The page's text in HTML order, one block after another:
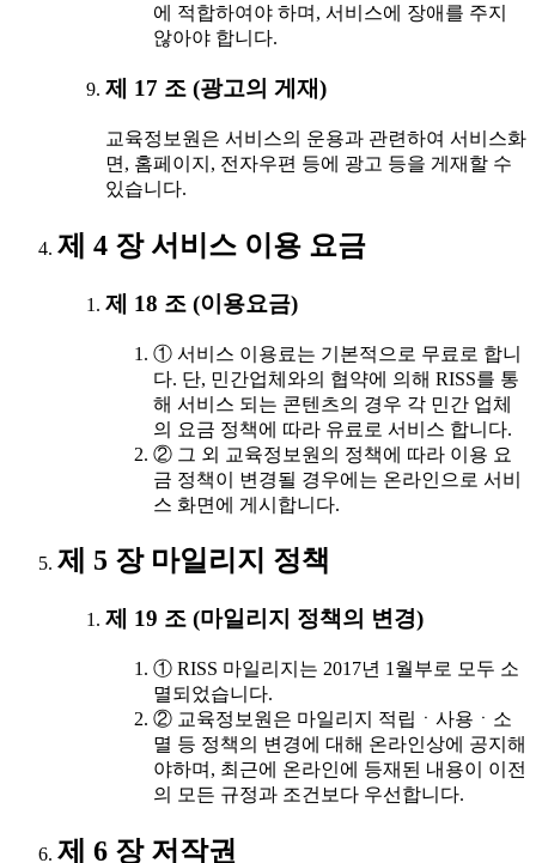
에 적합하여야 하며, 서비스에 장애를 주지
않아야 합니다.
제 17 조 (광고의 게재)
교육정보원은 서비스의 운용과 관련하여 서비스화
면, 홈페이지, 전자우편 등에 광고 등을 게재할 수
있습니다.
제 4 장 서비스 이용 요금
제 18 조 (이용요금)
① 서비스 이용료는 기본적으로 무료로 합니
다. 단, 민간업체와의 협약에 의해 RISS를 통
해 서비스 되는 콘텐츠의 경우 각 민간 업체
의 요금 정책에 따라 유료로 서비스 합니다.
② 그 외 교육정보원의 정책에 따라 이용 요
금 정책이 변경될 경우에는 온라인으로 서비
스 화면에 게시합니다.
제 5 장 마일리지 정책
제 19 조 (마일리지 정책의 변경)
① RISS 마일리지는 2017년 1월부로 모두 소
멸되었습니다.
② 교육정보원은 마일리지 적립ㆍ사용ㆍ소
멸 등 정책의 변경에 대해 온라인상에 공지해
야하며, 최근에 온라인에 등재된 내용이 이전
의 모든 규정과 조건보다 우선합니다.
제 6 장 저작권